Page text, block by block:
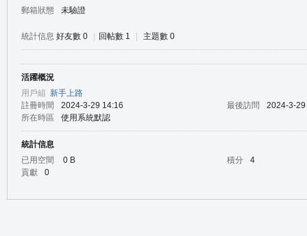
郵箱狀態
未驗證
統計信息 好友數 0 回帖數 1 主題數 0
活躍概況
用戶組 新手上路
註冊時間
2024-3-29 14:16 最後訪問
2024-3-
所在時區
使用系統默認
統計信息
已用空間
0 B 積分
4
貢獻
0